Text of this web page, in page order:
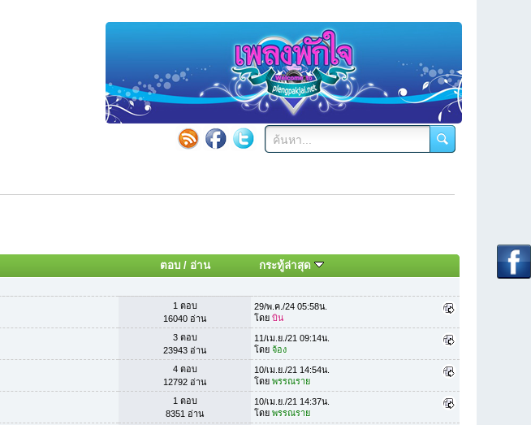
ตอบ/ อ่าน
กระทู้ล่าสุด
1 ตอบ
16040 อ่าน
29/พ.ค./24 05:58น.
โดยบิน
3 ตอบ
23943 อ่าน
11/เม.ย./21 09:14น.
โดยจ้อง
4 ตอบ
12792 อ่าน
10/เม.ย./21 14:54น.
โดยพรรณราย
1 ตอบ
8351 อ่าน
10/เม.ย./21 14:37น.
โดยพรรณราย